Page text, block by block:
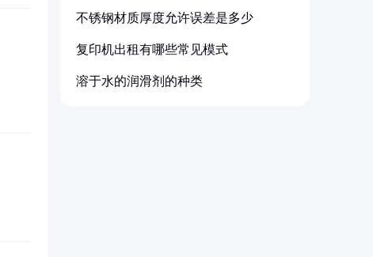
不锈钢材质厚度允许误差是多少
复印机出租有哪些常见模式
溶于水的润滑剂的种类